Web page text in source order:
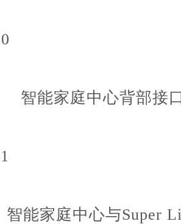
智能家庭中心背部接
智能家庭中心与Super